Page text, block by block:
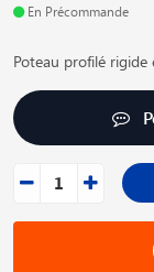
En Précommande
Poteau profilé